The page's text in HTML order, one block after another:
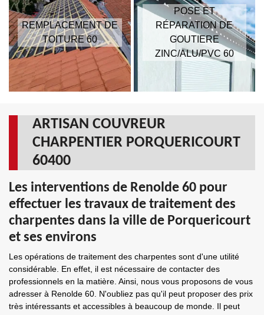
REMPLACEMENT DE
TOITURE 60
POSE ET
RÉPARATION DE
GOUTIERE
ZINC/ALU/PVC 60
ARTISAN COUVREUR
CHARPENTIER PORQUERICOURT
60400
Les interventions de Renolde 60 pour
effectuer les travaux de traitement des
charpentes dans la ville de Porquericourt
et ses environs
Les opérations de traitement des charpentes sont d'une utilité
considérable. En effet, il est nécessaire de contacter des
professionnels en la matière. Ainsi, nous vous proposons de vous
adresser à Renolde 60. N'oubliez pas qu'il peut proposer des prix
très intéressants et accessibles à beaucoup de monde. Il peut